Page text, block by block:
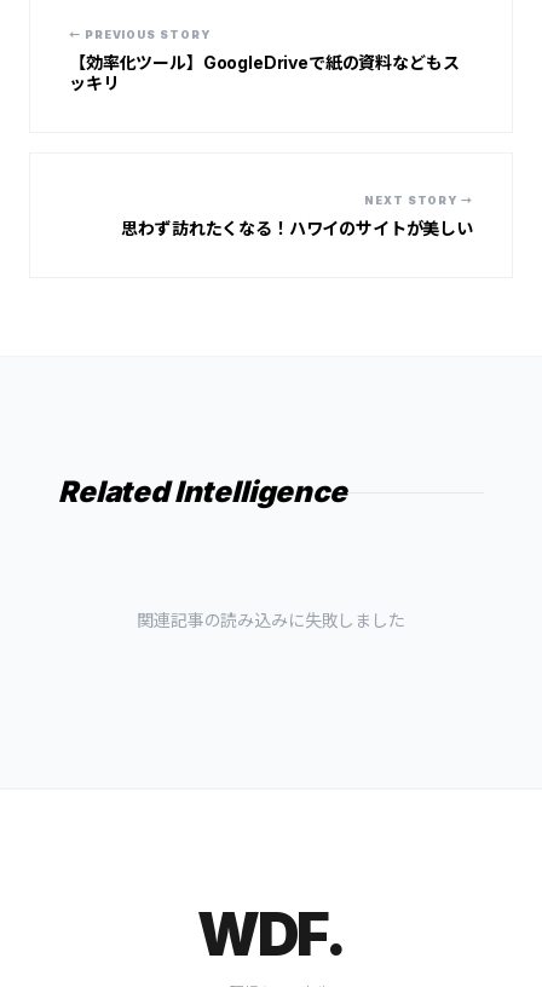
← PREVIOUS STORY
【効率化ツール】GoogleDriveで紙の資料などもス
ッキリ
NEXT STORY →
思わず訪れたくなる！ハワイのサイトが美しい
Related Intelligence
関連記事の読み込みに失敗しました
WDF.